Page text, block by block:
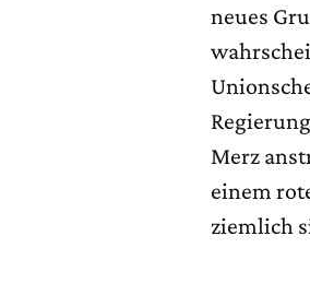
neues
Merz
einem
ziemlich